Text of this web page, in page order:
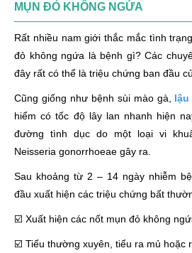
MỤN ĐỎ KHÔNG NGỨA
Rất nhiều nam giới thắc mắc tình
đỏ không ngứa là bệnh gì? Các
đây rất có thể là triệu chứng ban đầu
Cũng giống như bệnh sùi mào gà, lậu
hiểm có tốc độ lây lan nhanh hiện
đường tình dục do một loại vi
Neisseria gonorrhoeae gây ra.
Sau khoảng từ 2 – 14 ngày nhiễm
đầu xuất hiện các triệu chứng bất
☑️ Xuất hiện các nốt mụn đỏ không
☑️ Tiểu thường xuyên, tiểu ra mủ hoặc